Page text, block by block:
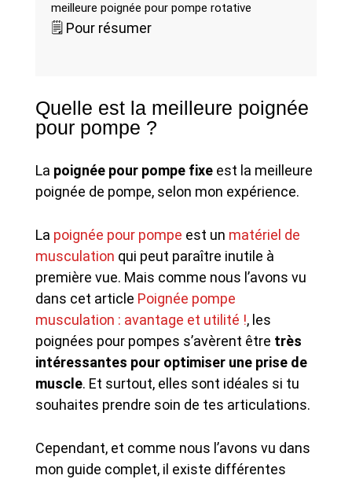
meilleure poignée pour pompe rotative
🗒️ Pour résumer
Quelle est la meilleure poignée
pour pompe ?
La poignée pour pompe fixe est la meilleure
poignée de pompe, selon mon expérience.
La poignée pour pompe est un matériel de
musculation qui peut paraître inutile à
première vue. Mais comme nous l’avons vu
dans cet article Poignée pompe
musculation : avantage et utilité !, les
poignées pour pompes s’avèrent être très
intéressantes pour optimiser une prise de
muscle. Et surtout, elles sont idéales si tu
souhaites prendre soin de tes articulations.
Cependant, et comme nous l’avons vu dans
mon guide complet, il existe différentes